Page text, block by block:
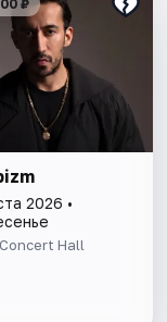
₽
2026 •
Hall